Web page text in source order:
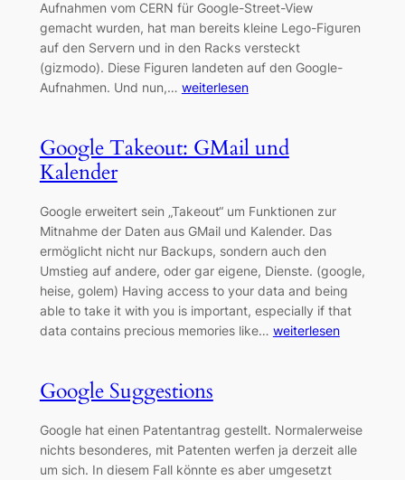
Aufnahmen vom CERN für Google-Street-View
gemacht wurden, hat man bereits kleine Lego-Figuren
auf den Servern und in den Racks versteckt
(gizmodo). Diese Figuren landeten auf den Google-
Aufnahmen. Und nun,… weiterlesen
Google Takeout: GMail und
Kalender
Google erweitert sein „Takeout“ um Funktionen zur
Mitnahme der Daten aus GMail und Kalender. Das
ermöglicht nicht nur Backups, sondern auch den
Umstieg auf andere, oder gar eigene, Dienste. (google,
heise, golem) Having access to your data and being
able to take it with you is important, especially if that
data contains precious memories like… weiterlesen
Google Suggestions
Google hat einen Patentantrag gestellt. Normalerweise
nichts besonderes, mit Patenten werfen ja derzeit alle
um sich. In diesem Fall könnte es aber umgesetzt